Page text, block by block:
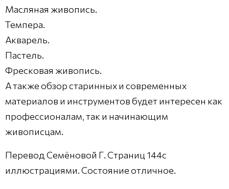
Масляная живопись.
Темпера.
Акварель.
Пастель.
Фресковая живопись.
А также обзор старинных и современных
материалов и инструментов будет интересен как
профессионалам, так и начинающим
живописцам.
Перевод Семёновой Г. Страниц 144с
иллюстрациями. Состояние отличное.